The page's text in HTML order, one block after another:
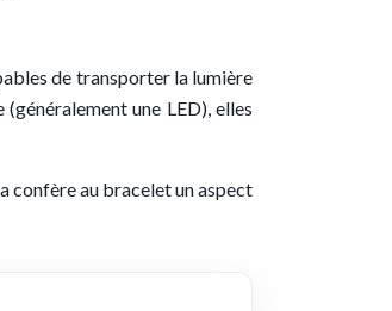
de transporter la lumière
une LED), elles
confère au bracelet un aspect